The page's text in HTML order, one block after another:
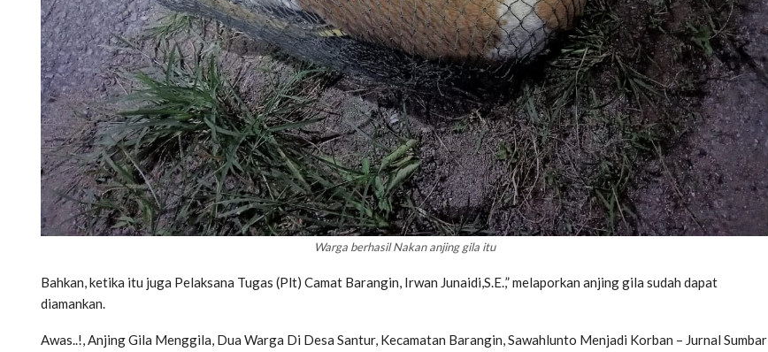
Warga berhasil Nakan anjing gila itu
Bahkan, ketika itu juga Pelaksana Tugas (Plt) Camat Barangin, Irwan Junaidi,S.E.,” melaporkan anjing gila sudah dapat
diamankan.
Awas..!, Anjing Gila Menggila, Dua Warga Di Desa Santur, Kecamatan Barangin, Sawahlunto Menjadi Korban – Jurnal Sumbar